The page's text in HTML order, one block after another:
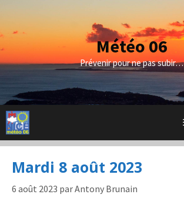
contenu
Météo 06
Prévenir pour ne pas subir…
Mardi 8 août 2023
6 août 2023 parAntony Brunain